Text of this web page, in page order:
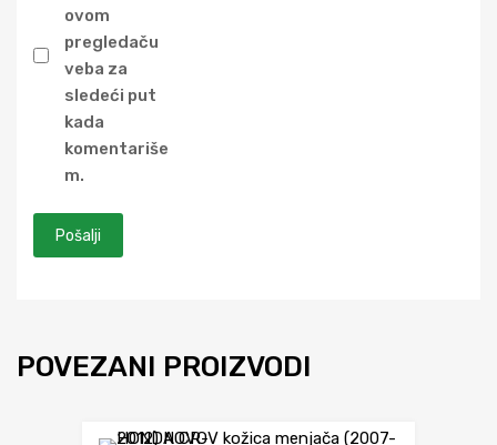
ovom
pregledaču
veba za
sledeći put
kada
komentariše
m.
POVEZANI PROIZVODI